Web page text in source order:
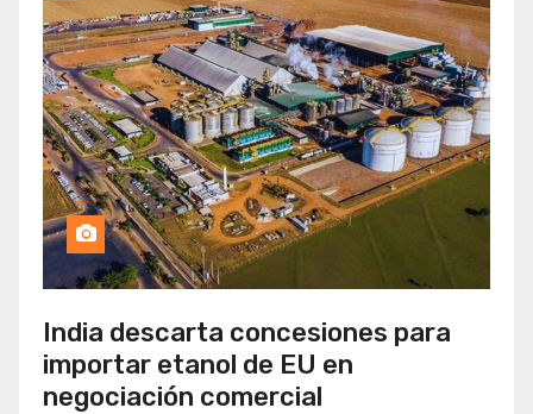
India descarta concesiones para
importar etanol de EU en
negociación comercial